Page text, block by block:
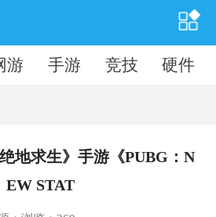
游 手游 竞技 硬件
地求生》手游《PUBG：N
EW STAT